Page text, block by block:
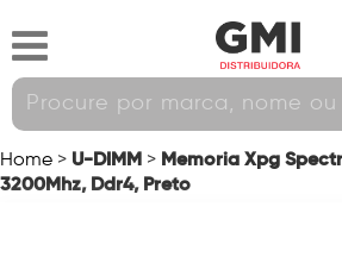
Home > U-DIMM > Memoria Xpg
3200Mhz, Ddr4, Preto